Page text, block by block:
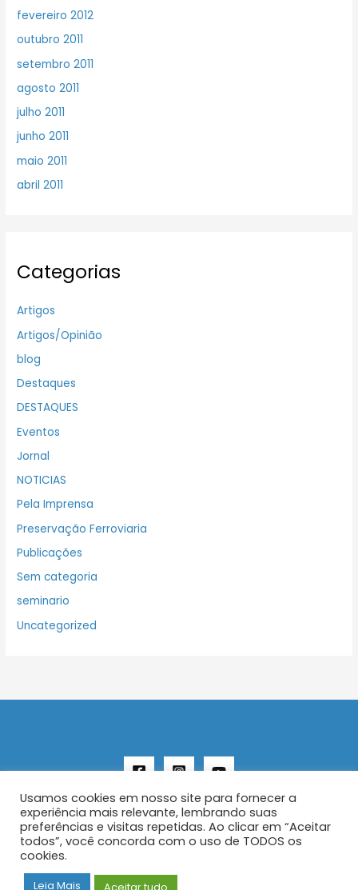
fevereiro 2012
outubro 2011
setembro 2011
agosto 2011
julho 2011
junho 2011
maio 2011
abril 2011
Categorias
Artigos
Artigos/Opinião
blog
Destaques
DESTAQUES
Eventos
Jornal
NOTICIAS
Pela Imprensa
Preservação Ferroviaria
Publicações
Sem categoria
seminario
Uncategorized
Copyright © 2026 AENFER
Construído por IurySan
Usamos cookies em nosso site para fornecer a
experiência mais relevante, lembrando suas
preferências e visitas repetidas. Ao clicar em “Aceitar
todos”, você concorda com o uso de TODOS os
cookies.
Leia Mais